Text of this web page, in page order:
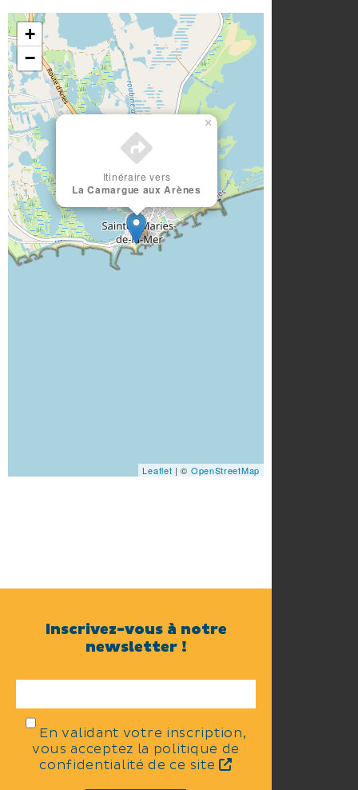
Itinéraire vers
La Camargue aux Arènes
×
+
−
Leaflet | © OpenStreetMap
Inscrivez-vous à notre
newsletter !
En validant votre inscription,
vous acceptez la politique de
confidentialité de ce site